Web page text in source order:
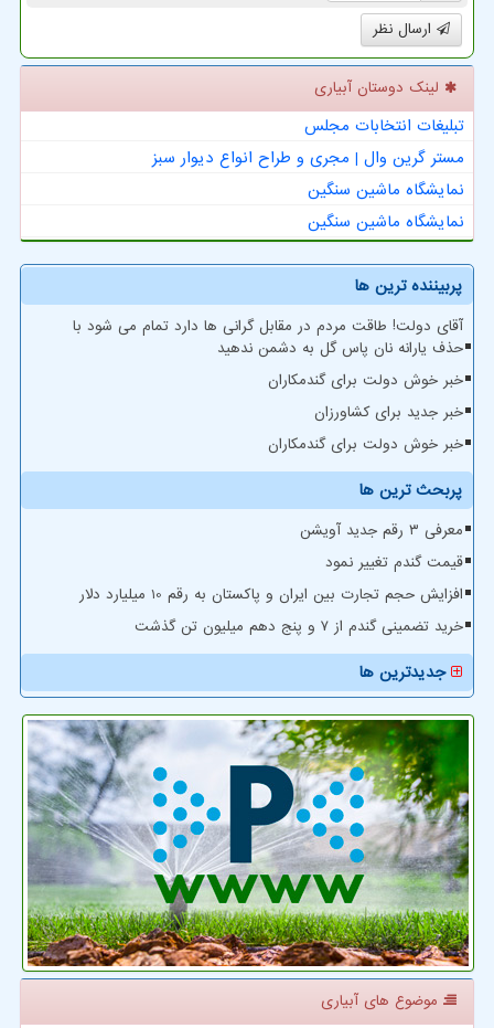
ارسال نظر
لینک دوستان آبیاری
تبلیغات انتخابات مجلس
مستر گرین وال | مجری و طراح انواع دیوار سبز
نمایشگاه ماشین سنگین
نمایشگاه ماشین سنگین
پربیننده ترین ها
آقای دولت! طاقت مردم در مقابل گرانی ها دارد تمام می شود با
حذف یارانه نان پاس گل به دشمن ندهید
خبر خوش دولت برای گندمکاران
خبر جدید برای کشاورزان
خبر خوش دولت برای گندمکاران
پربحث ترین ها
معرفی ۳ رقم جدید آویشن
قیمت گندم تغییر نمود
افزایش حجم تجارت بین ایران و پاکستان به رقم 10 میلیارد دلار
خرید تضمینی گندم از ۷ و پنج دهم میلیون تن گذشت
جدیدترین ها
موضوع های آبیاری